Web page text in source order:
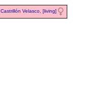
Castrillón Velasco, [living]